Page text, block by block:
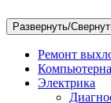
Ремонт
Электрика